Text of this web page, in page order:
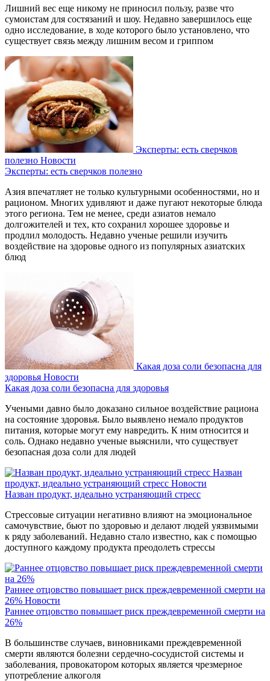
Лишний вес еще никому не приносил пользу, разве что
сумоистам для состязаний и шоу. Недавно завершилось еще
одно исследование, в ходе которого было установлено, что
существует связь между лишним весом и гриппом
Эксперты: есть сверчков
полезно Новости
Эксперты: есть сверчков полезно
Азия впечатляет не только культурными особенностями, но и
рационом. Многих удивляют и даже пугают некоторые блюда
этого региона. Тем не менее, среди азиатов немало
долгожителей и тех, кто сохранил хорошее здоровье и
продлил молодость. Недавно ученые решили изучить
воздействие на здоровье одного из популярных азиатских
блюд
Какая доза соли безопасна для
здоровья Новости
Какая доза соли безопасна для здоровья
Учеными давно было доказано сильное воздействие рациона
на состояние здоровья. Было выявлено немало продуктов
питания, которые могут ему навредить. К ним относится и
соль. Однако недавно ученые выяснили, что существует
безопасная доза соли для людей
Назван
продукт, идеально устраняющий стресс Новости
Назван продукт, идеально устраняющий стресс
Стрессовые ситуации негативно влияют на эмоциональное
самочувствие, бьют по здоровью и делают людей уязвимыми
к ряду заболеваний. Недавно стало известно, как с помощью
доступного каждому продукта преодолеть стрессы
Раннее отцовство повышает риск преждевременной смерти на
26% Новости
Раннее отцовство повышает риск преждевременной смерти на
26%
В большинстве случаев, виновниками преждевременной
смерти являются болезни сердечно-сосудистой системы и
заболевания, провокатором которых является чрезмерное
употребление алкоголя